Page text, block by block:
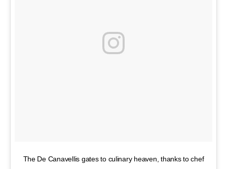
The De Canavellis gates to culinary heaven, thanks to chef